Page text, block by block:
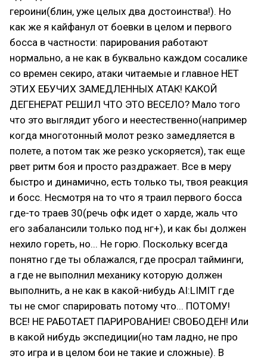
героини(блин, уже целых два достоинства!). Но
как же я кайфанул от боевки в целом и первого
босса в частности: парирования работают
нормально, а не как в буквально каждом сосалике
со времен секиро, атаки читаемые и главное НЕТ
ЭТИХ ЕБУЧИХ ЗАМЕДЛЕННЫХ АТАК! КАКОЙ
ДЕГЕНЕРАТ РЕШИЛ ЧТО ЭТО ВЕСЕЛО? Мало того
что это выглядит убого и неестественно(например
когда многотонный молот резко замедляется в
полете, а потом так же резко ускоряется), так еще
рвет ритм боя и просто раздражает. Все в меру
быстро и динамично, есть только ты, твоя реакция
и босс. Несмотря на то что я траил первого босса
где-то траев 30(речь офк идет о харде, жаль что
его забалансили только под нг+), и как бы должен
нехило гореть, но... Не горю. Поскольку всегда
понятно где ты облажался, где просрал тайминги,
а где не выполнил механику которую должен
выполнить, а не как в какой-нибудь AI:LIMIT где
ты не смог спарировать потому что... ПОТОМУ!
ВСЕ! НЕ РАБОТАЕТ ПАРИРОВАНИЕ! СВОБОДЕН! Или
в какой нибудь экспедиции(но там ладно, не про
это игра и в целом бои не такие и сложные). В